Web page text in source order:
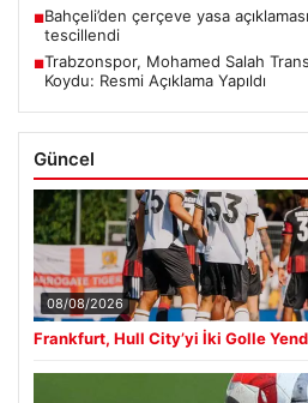
■Bahçeli’den çerçeve yasa
tescillendi
■Trabzonspor, Mohamed Salah
Koydu: Resmi Açıklama Yapıldı
Güncel
08/08/2026
Frankfurt, Hull City’yi İki Golle